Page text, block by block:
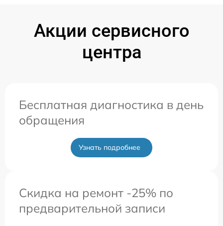
Акции сервисного
центра
Бесплатная диагностика в день
обращения
Узнать подробнее
Скидка на ремонт -25% по
предварительной записи